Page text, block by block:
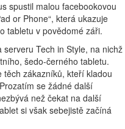
spustil malou facebookovou
or Phone“, která ukazuje
tabletu v povědomé záři.
Tech in Style, na nichž
šedo-černého tabletu.
těch zákazníků, kteří kladou
se žádné další
než čekat na další
si však sebejistě začíná